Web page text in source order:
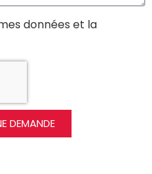
données et la
DEMANDE